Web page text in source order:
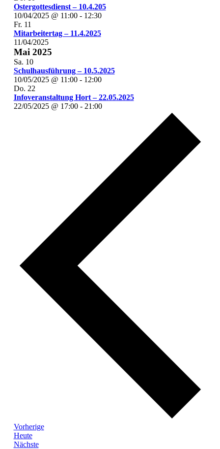
Ostergottesdienst – 10.4.205
10/04/2025 @ 11:00- 12:30
Fr. 11
Mitarbeitertag – 11.4.2025
11/04/2025
Mai 2025
Sa. 10
Schulhausführung – 10.5.2025
10/05/2025 @ 11:00- 12:00
Do. 22
Infoveranstaltung Hort – 22.05.2025
22/05/2025 @ 17:00- 21:00
VorherigeVeranstaltungen
Heute
NächsteVeranstaltungen